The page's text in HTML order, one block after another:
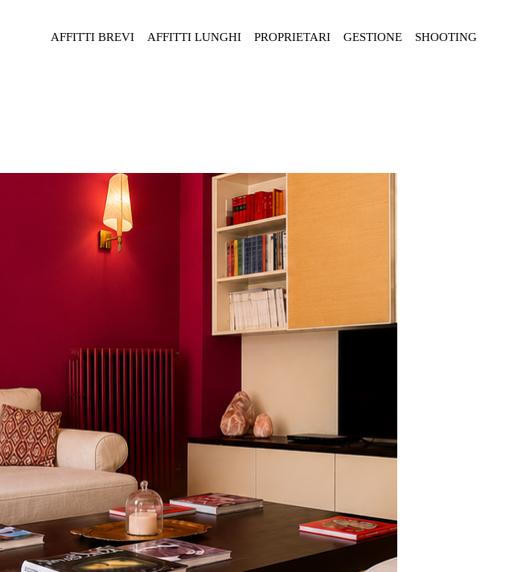
AFFITTI BREVI AFFITTI LUNGHI PROPRIETARI GESTIONE SHOOTING